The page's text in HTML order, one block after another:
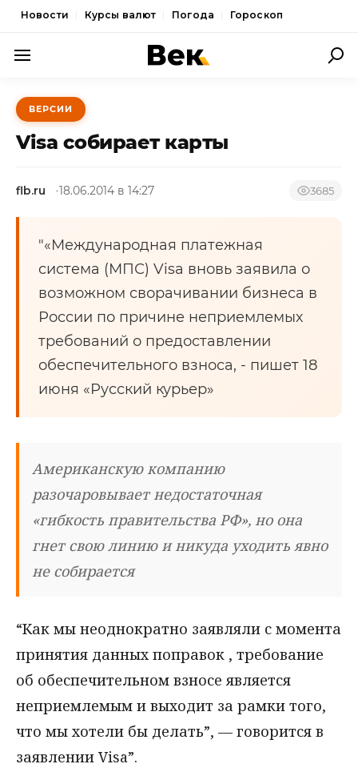
Новости Курсы валют Погода Гороскоп
ПОЛИТИКА
ЭКОНОМИКА
СПОРТ
КУЛЬТУРА
НОВОСТИ
ВЕРСИИ
Visa собирает карты
flb.ru 18.06.2014 в 14:27 3685
"«Международная платежная
система (МПС) Visa вновь заявила о
возможном сворачивании бизнеса в
России по причине неприемлемых
требований о предоставлении
обеспечительного взноса, - пишет 18
июня «Русский курьер»
Американскую компанию
разочаровывает недостаточная
«гибкость правительства РФ», но она
гнет свою линию и никуда уходить явно
не собирается
“Как мы неоднократно заявляли с момента
принятия данных поправок , требование
об обеспечительном взносе является
неприемлемым и выходит за рамки того,
что мы хотели бы делать”, — говорится в
заявлении Visa”.